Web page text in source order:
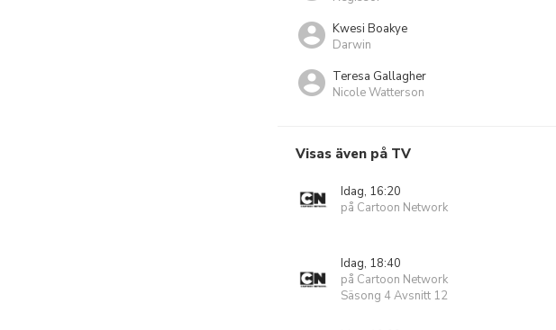
Kwesi Boakye
Darwin
Teresa Gallagher
Nicole Watterson
Visas även på TV
Idag, 16:20
på Cartoon Network
Idag, 18:40
på Cartoon Network
Säsong 4 Avsnitt 12